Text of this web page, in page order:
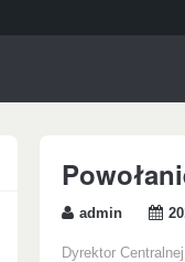
admin
Dyrektor